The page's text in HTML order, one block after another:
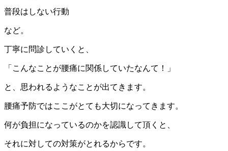
普段はしない行動
など。
丁寧に問診していくと、
「こんなことが腰痛に関係していたなんて！」
と、思われるようなことが出てきます。
腰痛予防ではここがとても大切になってきます。
何が負担になっているのかを認識して頂くと、
それに対しての対策がとれるからです。